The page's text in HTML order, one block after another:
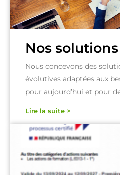
Nos solutions
Nous concevons des
évolutives adaptées aux
pour aujourd’hui et pour
Lire la suite >